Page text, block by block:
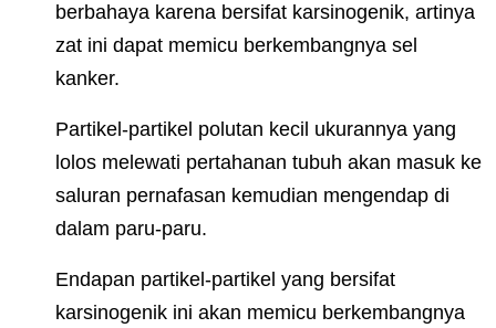
berbahaya karena bersifat karsinogenik, artinya
zat ini dapat memicu berkembangnya sel
kanker.
Partikel-partikel polutan kecil ukurannya yang
lolos melewati pertahanan tubuh akan masuk ke
saluran pernafasan kemudian mengendap di
dalam paru-paru.
Endapan partikel-partikel yang bersifat
karsinogenik ini akan memicu berkembangnya